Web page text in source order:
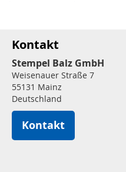
Kontakt
Stempel Balz GmbH
Weisenauer Straße 7
55131 Mainz
Deutschland
Kontakt